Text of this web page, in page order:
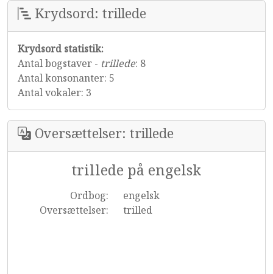
Krydsord: trillede
Krydsord statistik:
Antal bogstaver - trillede: 8
Antal konsonanter: 5
Antal vokaler: 3
Oversættelser: trillede
trillede på engelsk
Ordbog:
engelsk
Oversættelser:
trilled